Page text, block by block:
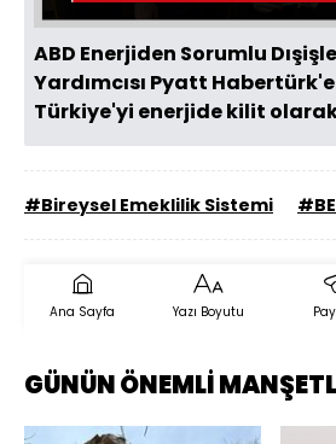
ABD Enerjiden Sorumlu
Yardımcısı Pyatt
Türkiye'yi enerjide kilit
#Bireysel Emeklilik Sistemi
Ana Sayfa Yazı Boyutu
GÜNÜN ÖNEMLİ